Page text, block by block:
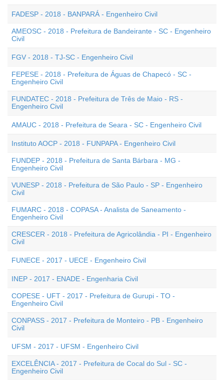
FADESP - 2018 - BANPARÁ - Engenheiro Civil
AMEOSC - 2018 - Prefeitura de Bandeirante - SC - Engenheiro
Civil
FGV - 2018 - TJ-SC - Engenheiro Civil
FEPESE - 2018 - Prefeitura de Águas de Chapecó - SC -
Engenheiro Civil
FUNDATEC - 2018 - Prefeitura de Três de Maio - RS -
Engenheiro Civil
AMAUC - 2018 - Prefeitura de Seara - SC - Engenheiro Civil
Instituto AOCP - 2018 - FUNPAPA - Engenheiro Civil
FUNDEP - 2018 - Prefeitura de Santa Bárbara - MG -
Engenheiro Civil
VUNESP - 2018 - Prefeitura de São Paulo - SP - Engenheiro
Civil
FUMARC - 2018 - COPASA - Analista de Saneamento -
Engenheiro Civil
CRESCER - 2018 - Prefeitura de Agricolândia - PI - Engenheiro
Civil
FUNECE - 2017 - UECE - Engenheiro Civil
INEP - 2017 - ENADE - Engenharia Civil
COPESE - UFT - 2017 - Prefeitura de Gurupi - TO -
Engenheiro Civil
CONPASS - 2017 - Prefeitura de Monteiro - PB - Engenheiro
Civil
UFSM - 2017 - UFSM - Engenheiro Civil
EXCELÊNCIA - 2017 - Prefeitura de Cocal do Sul - SC -
Engenheiro Civil